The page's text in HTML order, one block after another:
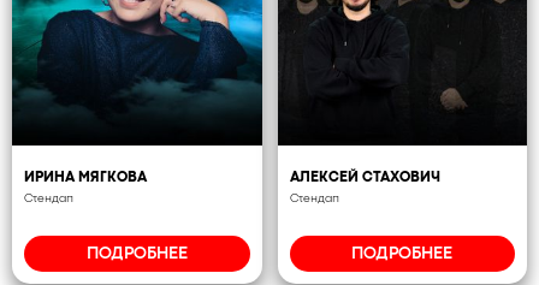
ИРИНА МЯГКОВА
Стендап
ПОДРОБНЕЕ
АЛЕКСЕЙ СТАХОВИЧ
Стендап
ПОДРОБНЕЕ